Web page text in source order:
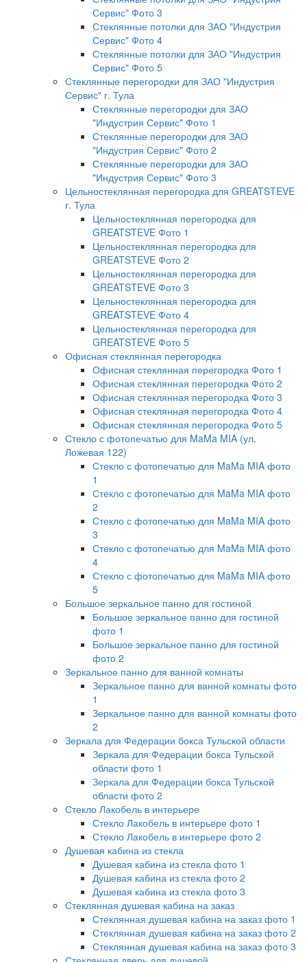
Сервис" Фото 3
Стеклянные потолки для ЗАО "Индустрия
Сервис" Фото 4
Стеклянные потолки для ЗАО "Индустрия
Сервис" Фото 5
Стеклянные перегородки для ЗАО "Индустрия
Сервис" г. Тула
Стеклянные перегородки для ЗАО
"Индустрия Сервис" Фото 1
Стеклянные перегородки для ЗАО
"Индустрия Сервис" Фото 2
Стеклянные перегородки для ЗАО
"Индустрия Сервис" Фото 3
Цельностеклянная перегородка для GREATSTEVE
г. Тула
Цельностеклянная перегородка для
GREATSTEVE Фото 1
Цельностеклянная перегородка для
GREATSTEVE Фото 2
Цельностеклянная перегородка для
GREATSTEVE Фото 3
Цельностеклянная перегородка для
GREATSTEVE Фото 4
Цельностеклянная перегородка для
GREATSTEVE Фото 5
Офисная стеклянная перегородка
Офисная стеклянная перегородка Фото 1
Офисная стеклянная перегородка Фото 2
Офисная стеклянная перегородка Фото 3
Офисная стеклянная перегородка Фото 4
Офисная стеклянная перегородка Фото 5
Стекло с фотопечатью для MaMa MIA (ул.
Ложевая 122)
Стекло с фотопечатью для MaMa MIA фото
1
Стекло с фотопечатью для MaMa MIA фото
2
Стекло с фотопечатью для MaMa MIA фото
3
Стекло с фотопечатью для MaMa MIA фото
4
Стекло с фотопечатью для MaMa MIA фото
5
Большое зеркальное панно для гостиной
Большое зеркальное панно для гостиной
фото 1
Большое зеркальное панно для гостиной
фото 2
Зеркальное панно для ванной комнаты
Зеркальное панно для ванной комнаты фото
1
Зеркальное панно для ванной комнаты фото
2
Зеркала для Федерации бокса Тульской области
Зеркала для Федерации бокса Тульской
области фото 1
Зеркала для Федерации бокса Тульской
области фото 2
Стекло Лакобель в интерьере
Стекло Лакобель в интерьере фото 1
Стекло Лакобель в интерьере фото 2
Душевая кабина из стекла
Душевая кабина из стекла фото 1
Душевая кабина из стекла фото 2
Душевая кабина из стекла фото 3
Стеклянная душевая кабина на заказ
Стеклянная душевая кабина на заказ фото 1
Стеклянная душевая кабина на заказ фото 2
Стеклянная душевая кабина на заказ фото 3